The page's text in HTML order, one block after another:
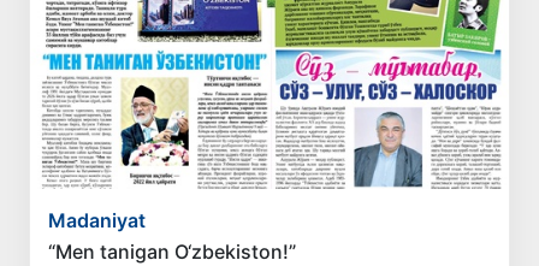
Madaniyat
“Men tanigan O‘zbekiston!”